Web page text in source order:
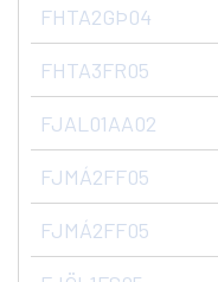
FHTA2GÞ04
FHTA3FR05
FJAL01AA02
FJMÁ2FF05
FJMÁ2FF05